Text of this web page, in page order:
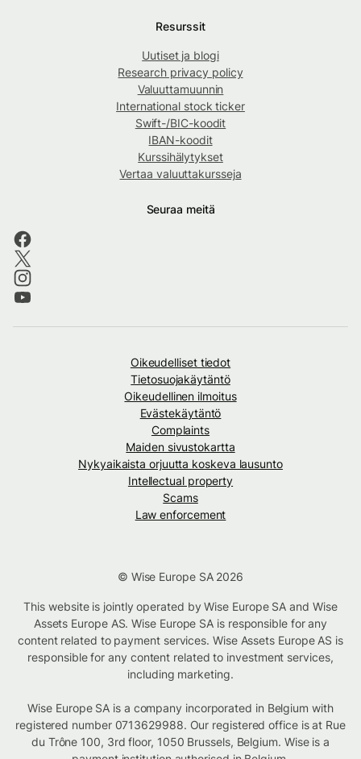
Resurssit
Uutiset ja blogi
Research privacy policy
Valuuttamuunnin
International stock ticker
Swift-/BIC-koodit
IBAN-koodit
Kurssihälytykset
Vertaa valuuttakursseja
Seuraa meitä
Oikeudelliset tiedot
Tietosuojakäytäntö
Oikeudellinen ilmoitus
Evästekäytäntö
Complaints
Maiden sivustokartta
Nykyaikaista orjuutta koskeva lausunto
Intellectual property
Scams
Law enforcement
© Wise Europe SA 2026
This website is jointly operated by Wise Europe SA and Wise
Assets Europe AS. Wise Europe SA is responsible for any
content related to payment services. Wise Assets Europe AS is
responsible for any content related to investment services,
including marketing.
Wise Europe SA is a company incorporated in Belgium with
registered number 0713629988. Our registered office is at Rue
du Trône 100, 3rd floor, 1050 Brussels, Belgium. Wise is a